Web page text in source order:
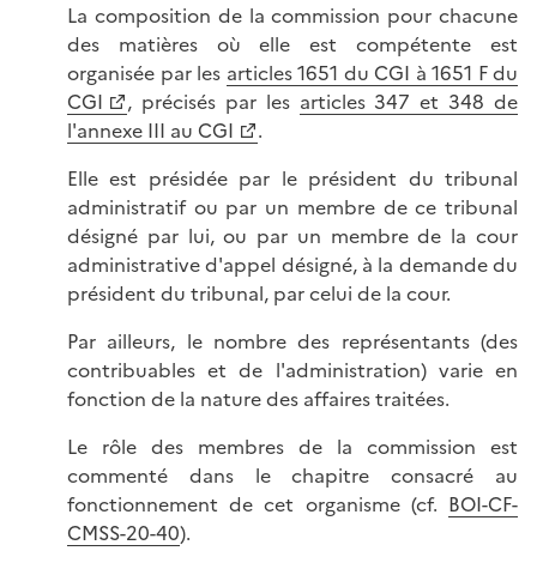
La composition de la commission pour chacune
des matières où elle est compétente est
organisée par les articles 1651 du CGI à 1651 F du
CGI
, précisés par les articles 347 et 348 de
l'annexe III au CGI
.
Elle est présidée par le président du tribunal
administratif ou par un membre de ce tribunal
désigné par lui, ou par un membre de la cour
administrative d'appel désigné, à la demande du
président du tribunal, par celui de la cour.
Par ailleurs, le nombre des représentants (des
contribuables et de l'administration) varie en
fonction de la nature des affaires traitées.
Le rôle des membres de la commission est
commenté dans le chapitre consacré au
fonctionnement de cet organisme (cf. BOI-CF-
CMSS-20-40).